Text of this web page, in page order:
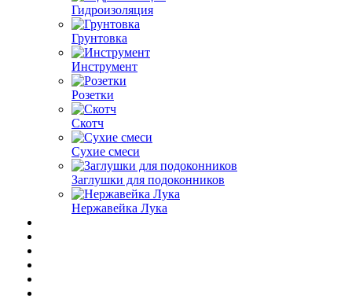
Гидроизоляция
Грунтовка
Инструмент
Розетки
Скотч
Сухие смеси
Заглушки для подоконников
Нержавейка Лука